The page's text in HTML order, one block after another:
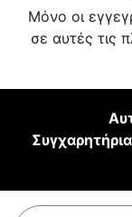
Μόνο οι
σε αυτές τις